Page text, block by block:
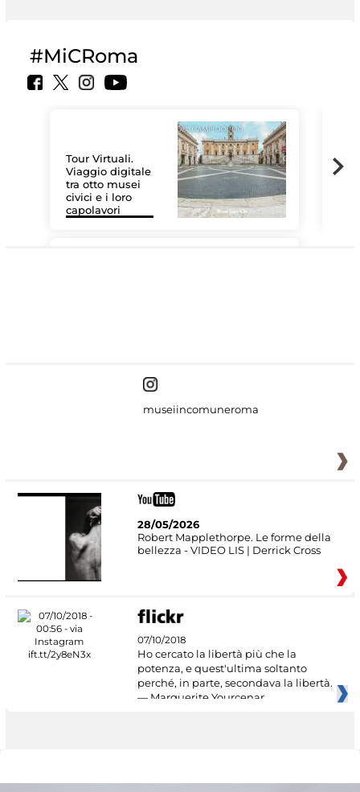
#MiCRoma
Tour Virtuali.
Viaggio digitale
tra otto musei
civici e i loro
capolavori
museiincomuneroma
28/05/2026
Robert Mapplethorpe. Le forme della
bellezza - VIDEO LIS | Derrick Cross
07/10/2018
Ho cercato la libertà più che la
potenza, e quest'ultima soltanto
perché, in parte, secondava la libertà.
— Marguerite Yourcenar